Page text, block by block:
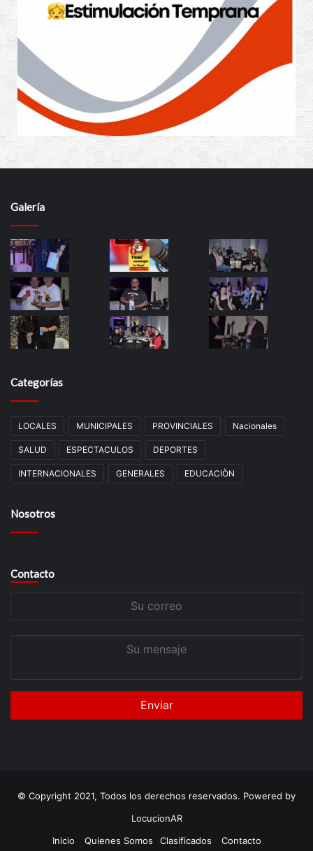
Galería
Categorías
LOCALES MUNICIPALES PROVINCIALES Nacionales
SALUD ESPECTACULOS DEPORTES
INTERNACIONALES GENERALES EDUCACIÒN
Nosotros
Contacto
© Copyright 2021, Todos los derechos reservados. Powered by
LocucionAR
Inicio
Quienes Somos Clasificados Contacto